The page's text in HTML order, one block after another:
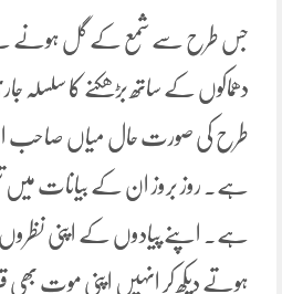
جس طرح سے شمع کے گل ہونے
دھماکوں کے ساتھ بڑھکنے کا سلسلہ
طرح کی صورت حال میاں صاحب
ہے۔ روز بروز ان کے بیانات میں
ہے۔ اپنے پیادوں کے اپنی
ہوتے دیکھ کر انہیں اپنی موت بھی